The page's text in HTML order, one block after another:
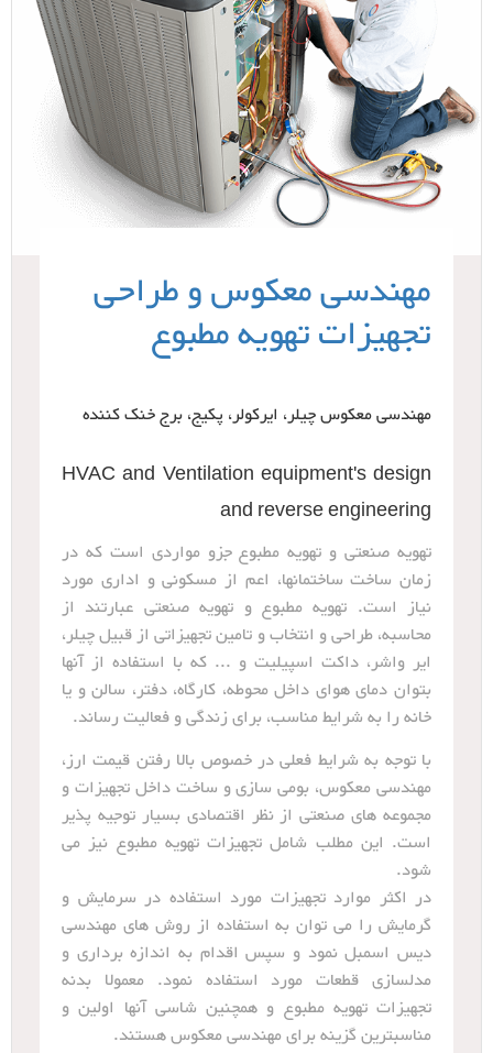
مهندسی معکوس و طراحی
تجهیزات تهویه مطبوع
مهندسی معکوس چیلر، ایرکولر، پکیج، برج خنک کننده
HVAC and Ventilation equipment's design
and reverse engineering
تهویه صنعتی و تهویه مطبوع جزو مواردی است که در
زمان ساخت ساختمانها، اعم از مسکونی و اداری مورد
نیاز است. تهویه مطبوع و تهویه صنعتی عبارتند از
محاسبه، طراحی و انتخاب و تامین تجهیزاتی از قبیل چیلر،
ایر واشر، داکت اسپیلیت و ... که با استفاده از آنها
بتوان دمای هوای داخل محوطه، کارگاه، دفتر، سالن و یا
خانه را به شرایط مناسب، برای زندگی و فعالیت رساند.
با توجه به شرایط فعلی در خصوص بالا رفتن قیمت ارز،
مهندسی معکوس، بومی سازی و ساخت داخل تجهیزات و
مجموعه های صنعتی از نظر اقتصادی بسیار توجیه پذیر
است. این مطلب شامل تجهیزات تهویه مطبوع نیز می
شود.
در اکثر موارد تجهیزات مورد استفاده در سرمایش و
گرمایش را می توان به استفاده از روش های مهندسی
دیس اسمبل نمود و سپس اقدام به اندازه برداری و
مدلسازی قطعات مورد استفاده نمود. معمولا بدنه
تجهیزات تهویه مطبوع و همچنین شاسی آنها اولین و
مناسبترین گزینه برای مهندسی معکوس هستند.